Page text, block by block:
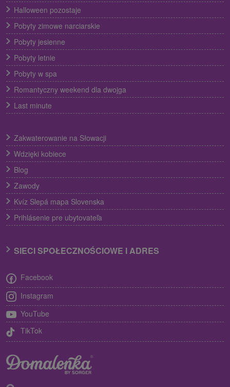
Halloween pozostaje
Pobyty zimowe narciarskie
Pobyty jesienne
Pobyty letnie
Pobyty w spa
Romantyczny weekend dla dwojga
Last minute
Zakwaterowanie na Słowacji
Wdzięki kobiece
Blog
Zawody
Kvíz Slepá mapa Slovenska
Prihlásenie pre ubytovateľa
SIECI SPOŁECZNOŚCIOWE I ADRES
Facebook
Instagram
YouTube
TikTok